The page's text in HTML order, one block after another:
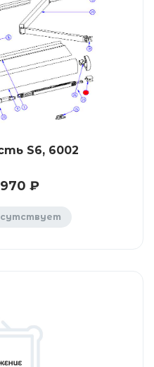
S6, 6002
970 ₽